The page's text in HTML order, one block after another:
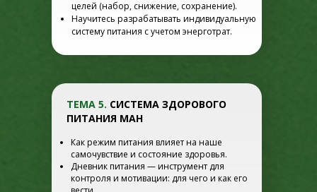
Как режим питания влияет на наше
самочувствие и состояние здоровья.
Дневник питания — инструмент для
контроля и мотивации: для чего и как его
ТЕМА 5. СИСТЕМА ЗДОРОВОГО
ПИТАНИЯ МАН
целей (набор, снижение, сохранение).
Научитесь разрабатывать индивидуальную
систему питания с учетом энерготрат.